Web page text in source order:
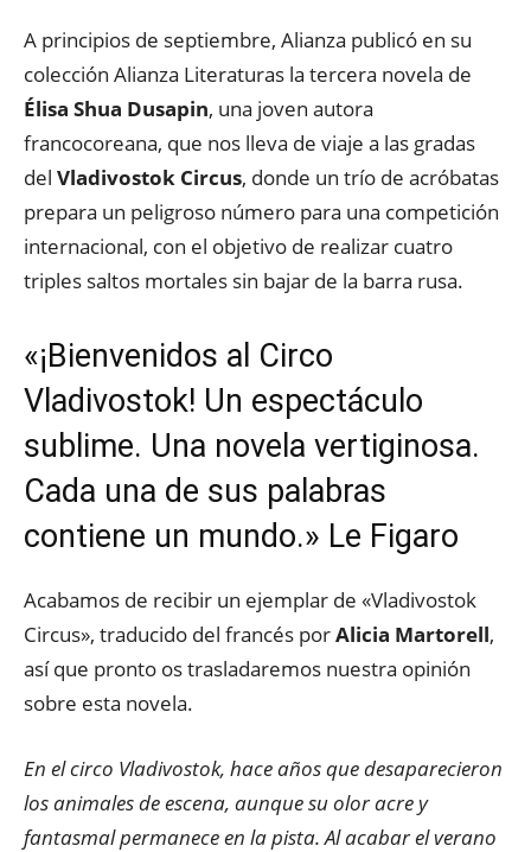
A principios de septiembre, Alianza publicó en su
colección Alianza Literaturas la tercera novela de
Élisa Shua Dusapin, una joven autora
francocoreana, que nos lleva de viaje a las gradas
del Vladivostok Circus, donde un trío de acróbatas
prepara un peligroso número para una competición
internacional, con el objetivo de realizar cuatro
triples saltos mortales sin bajar de la barra rusa.
«¡Bienvenidos al Circo
Vladivostok! Un espectáculo
sublime. Una novela vertiginosa.
Cada una de sus palabras
contiene un mundo.» Le Figaro
Acabamos de recibir un ejemplar de «Vladivostok
Circus», traducido del francés porAlicia Martorell,
así que pronto os trasladaremos nuestra opinión
sobre esta novela.
En el circo Vladivostok, hace años que desaparecieron
los animales de escena, aunque su olor acre y
fantasmal permanece en la pista. Al acabar el verano